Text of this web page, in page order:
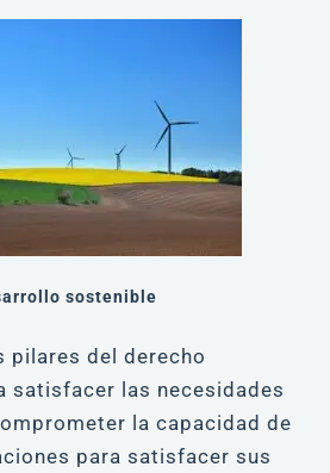
sostenible
pilares del derecho
satisfacer las necesidades
la capacidad de
para satisfacer sus